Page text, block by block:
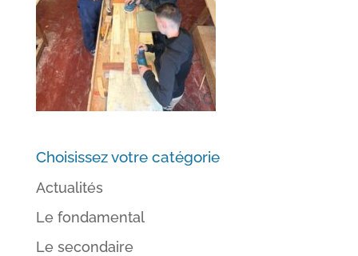
Choisissez votre catégorie
Actualités
Le fondamental
Le secondaire